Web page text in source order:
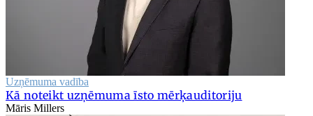
Uzņēmuma vadība
Kā noteikt uzņēmuma īsto mērķauditoriju
Māris Millers